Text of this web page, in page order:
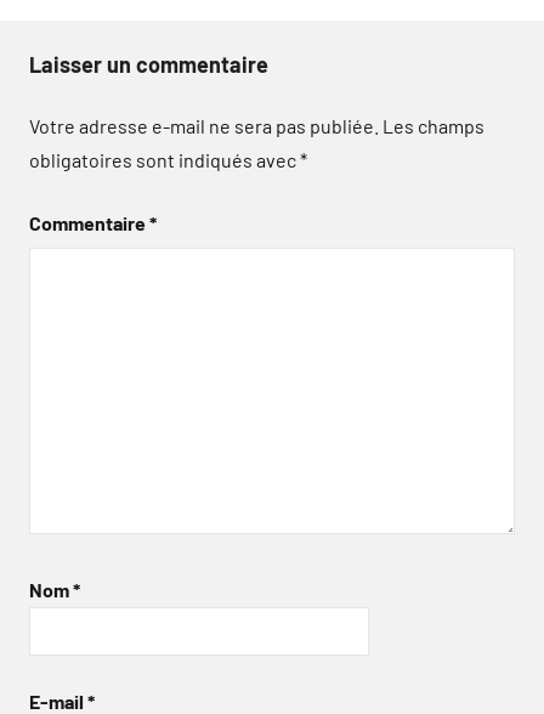
Laisser un commentaire
Votre adresse e-mail ne sera pas publiée. Les champs
obligatoires sont indiqués avec*
Commentaire*
Nom*
E-mail *